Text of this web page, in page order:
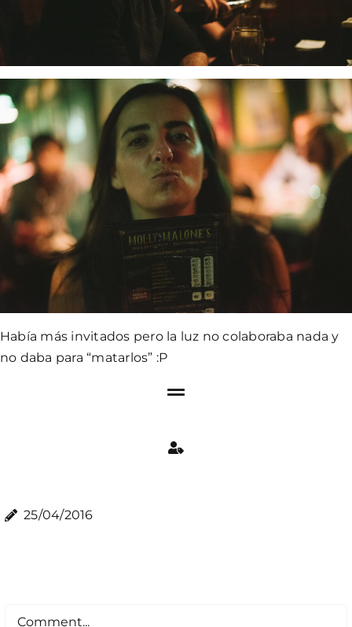
Había más invitados pero la luz no colaboraba nada y
no daba para “matarlos” :P
25/04/2016
Comment